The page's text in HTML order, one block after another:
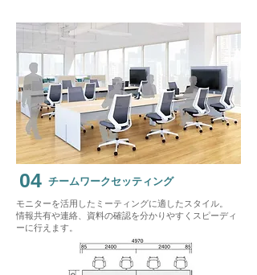
04 チームワークセッティング
モニターを活用したミーティングに適したスタイル。
​情報共有や連絡、資料の確認を分かりやすくスピーディ
ーに行えます。